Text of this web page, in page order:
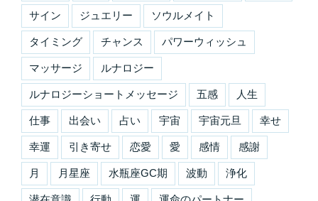
サイン ジュエリー ソウルメイト
タイミング チャンス パワーウィッシュ
マッサージ ルナロジー
ルナロジーショートメッセージ 五感 人生
仕事 出会い 占い 宇宙 宇宙元旦 幸せ
幸運 引き寄せ 恋愛 愛 感情 感謝
月 月星座 水瓶座GC期 波動 浄化